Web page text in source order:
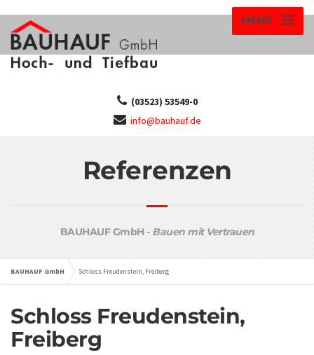
MENÜ
(03523) 53549-0
info@bauhauf.de
Referenzen
BAUHAUF GmbH - Bauen mit Vertrauen
BAUHAUF GmbH Schloss Freudenstein, Freiberg
Schloss Freudenstein,
Freiberg